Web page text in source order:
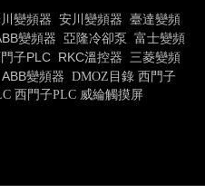
變頻器 安川變頻器 臺達變頻
變頻器 亞隆冷卻泵 富士變頻
子PLC RKC溫控器 三菱變頻
ABB變頻器 DMOZ目錄 西門子
西門子PLC 威綸觸摸屏